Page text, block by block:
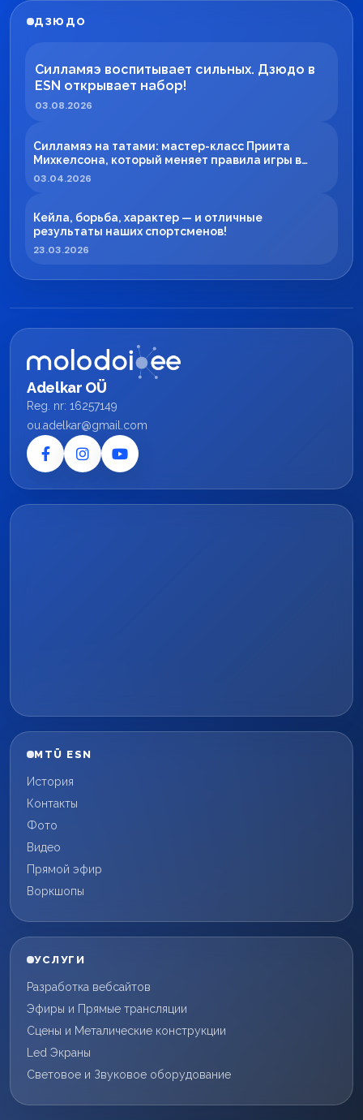
ДЗЮДО
Силламяэ воспитывает сильных. Дзюдо в
ESN открывает набор!
03.08.2026
Силламяэ на татами: мастер-класс Приита
Михкелсона, который меняет правила игры в
регионе
03.04.2026
Кейла, борьба, характер — и отличные
результаты наших спортсменов!
23.03.2026
Adelkar OÜ
Reg. nr: 16257149
ou.adelkar@gmail.com
MTÜ ESN
История
Контакты
Фото
Видео
Прямой эфир
Воркшопы
УСЛУГИ
Разработка вебсайтов
Эфиры и Прямые трансляции
Сцены и Металические конструкции
Led Экраны
Световое и Звуковое оборудование